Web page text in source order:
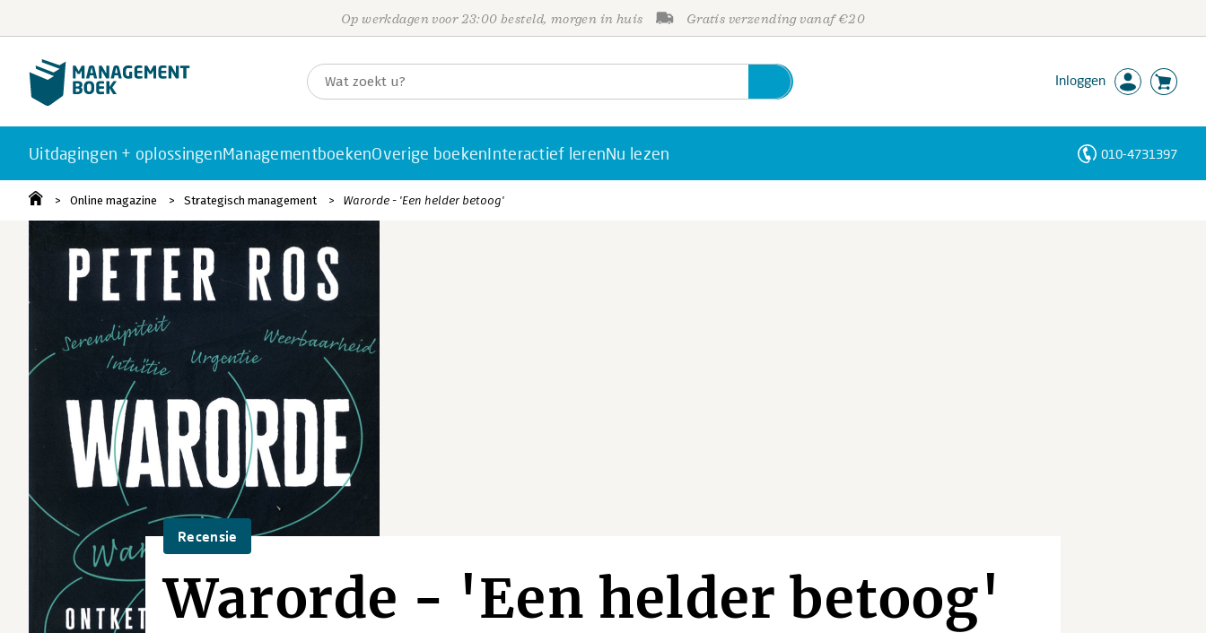
Op werkdagen voor 23:00 besteld, morgen in huis Gratis verzending vanaf €20
Inloggen
Uitdagingen + oplossingenManagementboekenOverige boekenInteractief lerenNu lezen 010-4731397
Online magazine Strategisch management Warorde - 'Een helder betoog'
Recensie
Warorde - 'Een helder betoog'
Personen